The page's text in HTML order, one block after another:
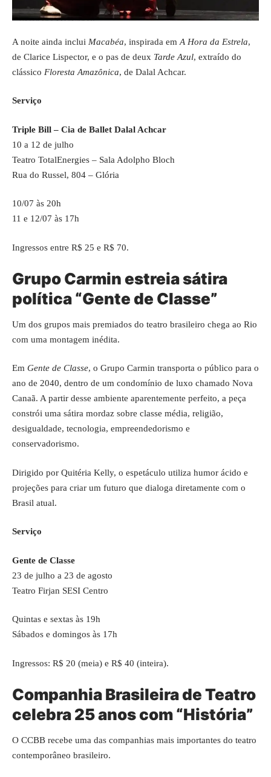
A noite ainda inclui Macabéa, inspirada em A Hora da Estrela,
de Clarice Lispector, e o pas de deux Tarde Azul, extraído do
clássico Floresta Amazônica, de Dalal Achcar.
Serviço
Triple Bill – Cia de Ballet Dalal Achcar
10 a 12 de julho
Teatro TotalEnergies – Sala Adolpho Bloch
Rua do Russel, 804 – Glória
10/07 às 20h
11 e 12/07 às 17h
Ingressos entre R$ 25 e R$ 70.
Grupo Carmin estreia sátira
política “Gente de Classe”
Um dos grupos mais premiados do teatro brasileiro chega ao Rio
com uma montagem inédita.
Em Gente de Classe, o Grupo Carmin transporta o público para o
ano de 2040, dentro de um condomínio de luxo chamado Nova
Canaã. A partir desse ambiente aparentemente perfeito, a peça
constrói uma sátira mordaz sobre classe média, religião,
desigualdade, tecnologia, empreendedorismo e
conservadorismo.
Dirigido por Quitéria Kelly, o espetáculo utiliza humor ácido e
projeções para criar um futuro que dialoga diretamente com o
Brasil atual.
Serviço
Gente de Classe
23 de julho a 23 de agosto
Teatro Firjan SESI Centro
Quintas e sextas às 19h
Sábados e domingos às 17h
Ingressos: R$ 20 (meia) e R$ 40 (inteira).
Companhia Brasileira de Teatro
celebra 25 anos com “História”
O CCBB recebe uma das companhias mais importantes do teatro
contemporâneo brasileiro.